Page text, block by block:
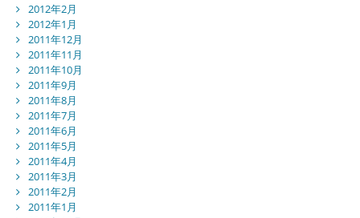
2012年2月
2012年1月
2011年12月
2011年11月
2011年10月
2011年9月
2011年8月
2011年7月
2011年6月
2011年5月
2011年4月
2011年3月
2011年2月
2011年1月